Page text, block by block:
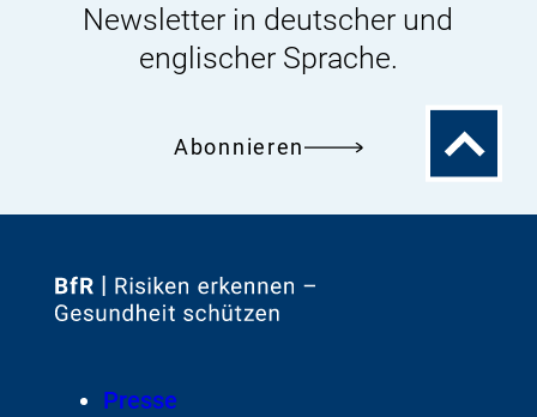
Newsletter in deutscher und
englischer Sprache.
Abonnieren
Zum
Zur
FooterPresse